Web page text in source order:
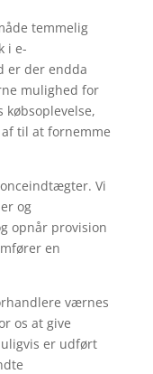
temmelig
i e-
er der endda
mulighed for
til at fornemme
Vi
og
opnår provision
en
værnes
os at give
er udført